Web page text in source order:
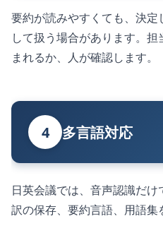
要約が読みやすくても、決
して扱う場合があります。
まれるか、人が確認します。
4 多言語対応
日英会議では、音声認識だ
訳の保存、要約言語、用語集